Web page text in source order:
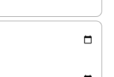
utilisez les flèches vers le